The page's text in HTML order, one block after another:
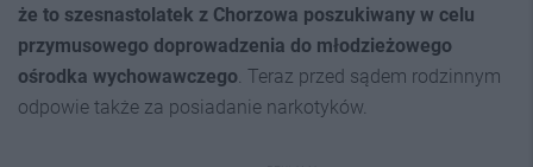
że to szesnastolatek z Chorzowa poszukiwany w celu
przymusowego doprowadzenia do młodzieżowego
ośrodka wychowawczego . Teraz przed sądem rodzinnym
odpowie także za posiadanie narkotyków.